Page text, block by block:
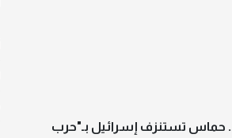
حماس تستنزف إسرائيل بـ"حرب